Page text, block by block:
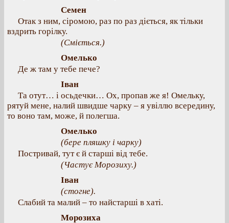
Семен
Отак з ним, сіромою, раз по раз діється, як тільки
вздрить горілку.
(Сміється.)
Омелько
Де ж там у тебе пече?
Іван
Та отут… і осьдечки… Ох, пропав же я! Омельку,
рятуй мене, налий швидше чарку – я увіллю всередину,
то воно там, може, й полегша.
Омелько
(бере пляшку і чарку)
Постривай, тут є й старші від тебе.
(Частує Морозиху.)
Іван
(стогне).
Слабий та малий – то найстарші в хаті.
Морозиха